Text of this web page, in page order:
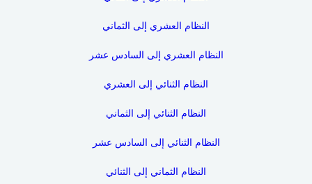
النظام العشري إلى الثماني
النظام العشري إلى السادس عشر
النظام الثنائي إلى العشري
النظام الثنائي إلى الثماني
النظام الثنائي إلى السادس عشر
النظام الثماني إلى الثنائي